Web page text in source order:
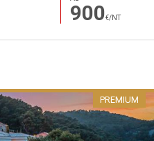
900€/NT
PREMIUM